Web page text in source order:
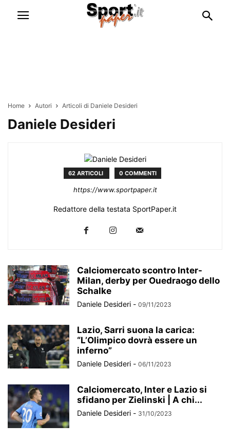
Home Autori Articoli di Daniele Desideri
Daniele Desideri
62 ARTICOLI 0 COMMENTI
https://www.sportpaper.it
Redattore della testata SportPaper.it
Calciomercato scontro Inter-
Milan, derby per Ouedraogo dello
Schalke
Daniele Desideri - 09/11/2023
Lazio, Sarri suona la carica:
“L’Olimpico dovrà essere un
inferno”
Daniele Desideri - 06/11/2023
Calciomercato, Inter e Lazio si
sfidano per Zielinski | A chi...
Daniele Desideri - 31/10/2023